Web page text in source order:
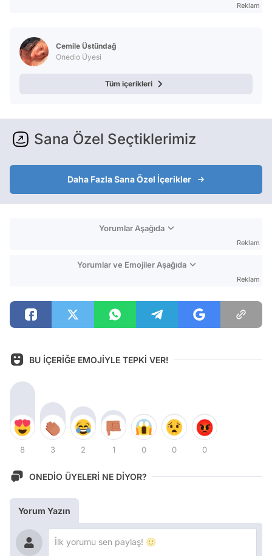
Reklam
Cemile Üstündağ
Onedio Üyesi
Tüm içerikleri
Sana Özel Seçtiklerimiz
Daha Fazla Sana Özel İçerikler
Yorumlar Aşağıda
Reklam
Yorumlar ve Emojiler Aşağıda
Reklam
BU İÇERİĞE EMOJİYLE TEPKİ VER!
8 3 2 1 0 0 0
ONEDİO ÜYELERİ NE DİYOR?
Yorum Yazın